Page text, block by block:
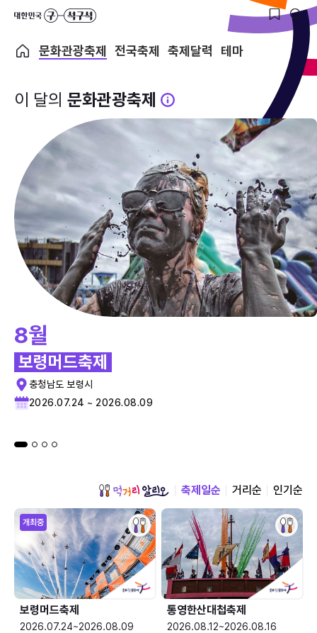
문화관광축제 전국축제 축제달력 테마
이 달의 문화관광축제
8월
보령머드축제
충청남도 보령시
2026.07.24 ~ 2026.08.09
축제일순 거리순 인기순
개최중
보령머드축제
2026.07.24~2026.08.09
통영한산대첩축제
2026.08.12~2026.08.16